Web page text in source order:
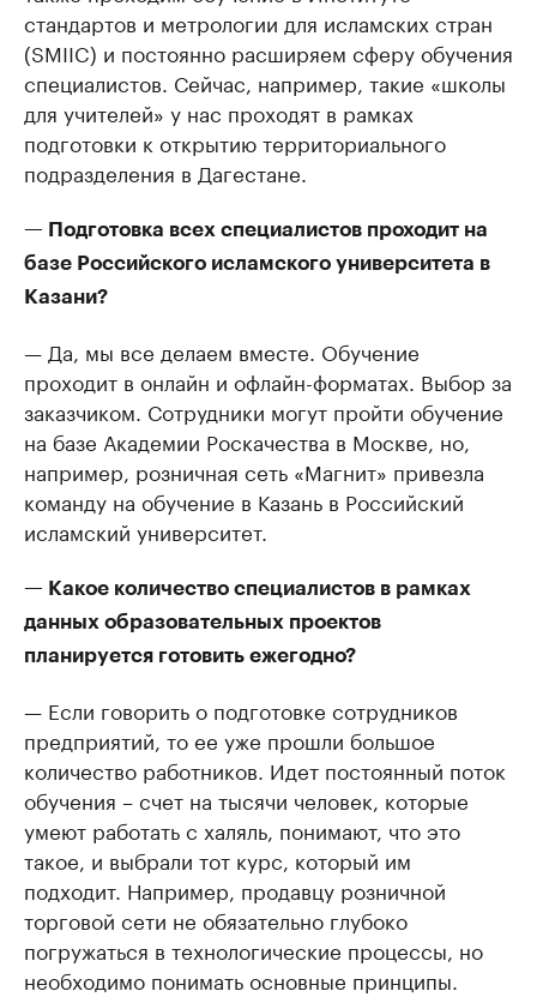
стандартов и метрологии для исламских стран
(SMIIC) и постоянно расширяем сферу обучения
специалистов. Сейчас, например, такие «школы
для учителей» у нас проходят в рамках
подготовки к открытию территориального
подразделения в Дагестане.
— Подготовка всех специалистов проходит на
базе Российского исламского университета в
Казани?
— Да, мы все делаем вместе. Обучение
проходит в онлайн и офлайн-форматах. Выбор за
заказчиком. Сотрудники могут пройти обучение
на базе Академии Роскачества в Москве, но,
например, розничная сеть «Магнит» привезла
команду на обучение в Казань в Российский
исламский университет.
— Какое количество специалистов в рамках
данных образовательных проектов
планируется готовить ежегодно?
— Если говорить о подготовке сотрудников
предприятий, то ее уже прошли большое
количество работников. Идет постоянный поток
обучения – счет на тысячи человек, которые
умеют работать с халяль, понимают, что это
такое, и выбрали тот курс, который им
подходит. Например, продавцу розничной
торговой сети не обязательно глубоко
погружаться в технологические процессы, но
необходимо понимать основные принципы.